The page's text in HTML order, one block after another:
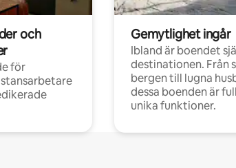
och
för
Gemytlighet ingår
Ibland är boendet
destinationen. Från
bergen till lugna
dessa boenden är
unika funktioner.